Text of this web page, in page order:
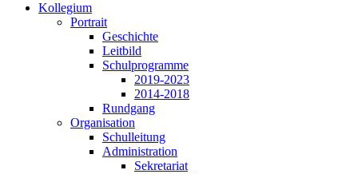
Kollegium
Portrait
Geschichte
Leitbild
Schulprogramme
2019-2023
2014-2018
Rundgang
Organisation
Schulleitung
Administration
Sekretariat